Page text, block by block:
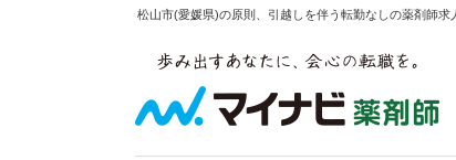
松山市(愛媛県)の原則、引越しを伴う転勤なしの薬剤師